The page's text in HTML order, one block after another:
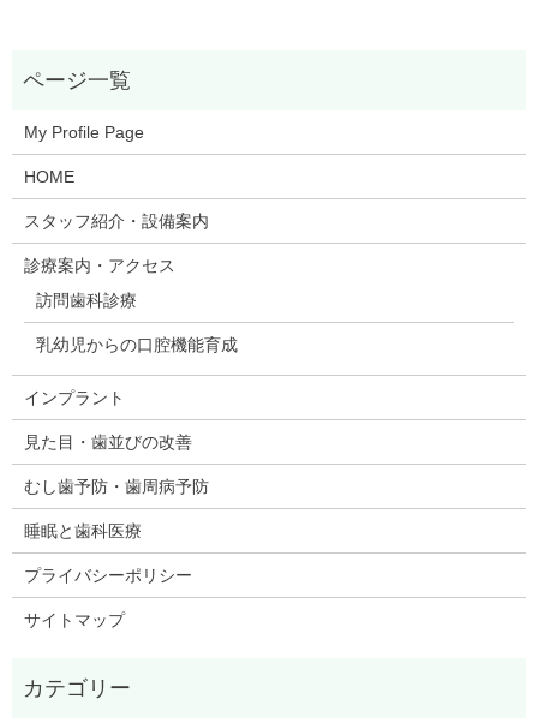
My Profile Page
HOME
スタッフ紹介・設備案内
診療案内・アクセス
訪問歯科診療
乳幼児からの口腔機能育成
インプラント
見た目・歯並びの改善
むし歯予防・歯周病予防
睡眠と歯科医療
プライバシーポリシー
サイトマップ